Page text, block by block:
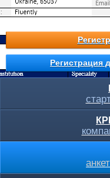
Регистрация